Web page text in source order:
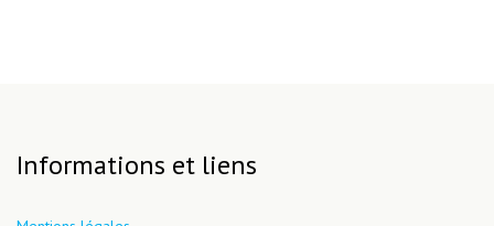
Informations et liens